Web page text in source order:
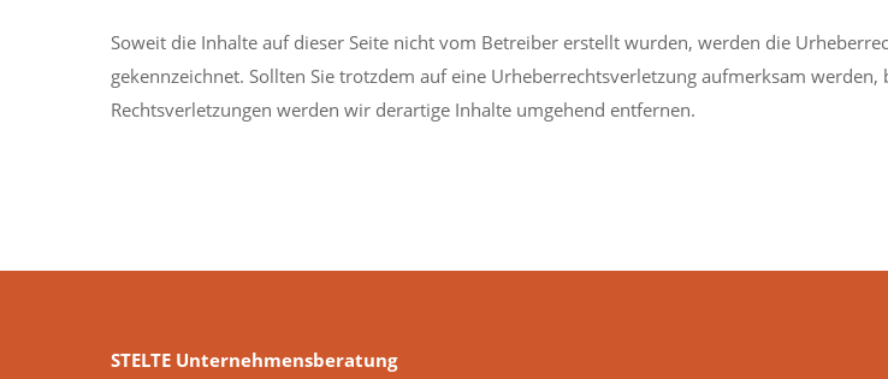
Soweit die Inhalte auf dieser Seite nicht vom Betreiber erstellt wurden, werden die
gekennzeichnet. Sollten Sie trotzdem auf eine Urheberrechtsverletzung aufmerksam
Rechtsverletzungen werden wir derartige Inhalte umgehend entfernen.
STELTE Unternehmensberatung